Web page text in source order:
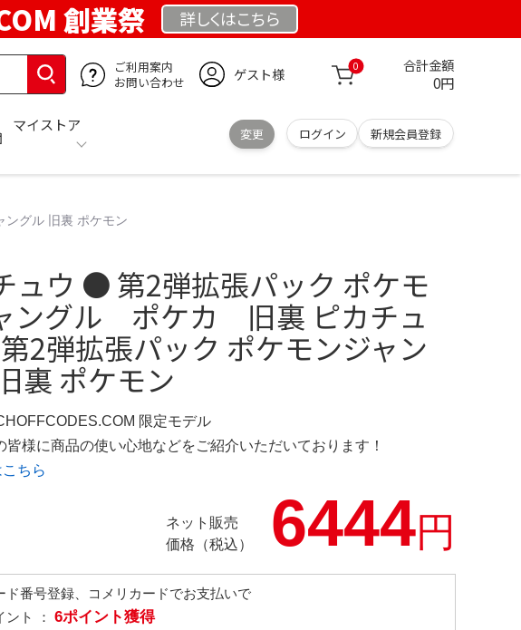
創業祭 詳しくはこちら
ご利用案内
お問い合わせ
ゲスト様 0 合計金額
0円
マイストア
変更 ログイン 新規会員登録
グル 旧裏 ポケモン
ュウ ● 第2弾拡張パック ポケモ
ングル ポケカ 旧裏 ピカチュ
2弾拡張パック ポケモンジャン
裏 ポケモン
限定モデル
皆様に商品の使い心地などをご紹介いただいております！
ちら
ネット販売
価格（税込）
6444円
ド番号登録、コメリカードでお支払いで
ント ： 6ポイント獲得